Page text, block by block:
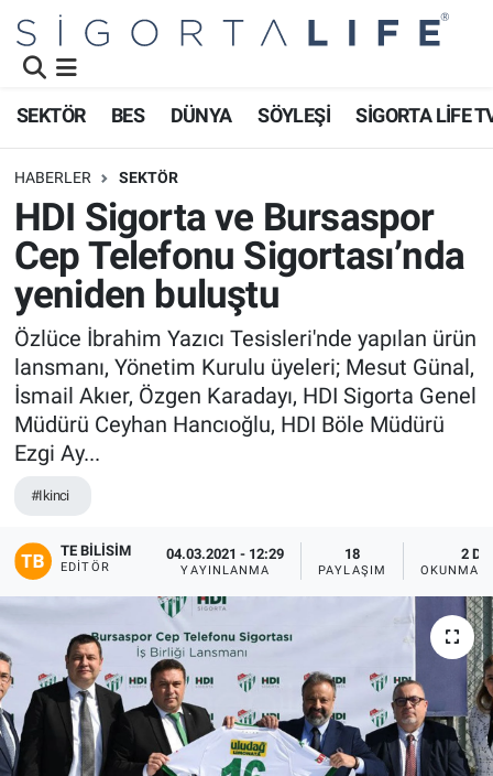
SEKTÖR BES DÜNYA SÖYLEŞİ SİGORTA LİFE
HABERLER SEKTÖR
HDI Sigorta ve Bursaspor
Cep Telefonu Sigortası’nda
yeniden buluştu
Özlüce İbrahim Yazıcı Tesisleri'nde yapılan ürün
lansmanı, Yönetim Kurulu üyeleri; Mesut Günal,
İsmail Akıer, Özgen Karadayı, HDI Sigorta Genel
Müdürü Ceyhan Hancıoğlu, HDI Böle Müdürü
Ezgi Ay...
#Ikinci
TE BILISIM
EDITÖR
04.03.2021 - 12:29
YAYINLANMA
18
PAYLAŞIM
2 DK
OKUNMA
Namaz Vakitleri
Trafik Durumu
Süper Lig Puan Durumu ve Fikstür
Tüm Manşetler
Son Dakika Haberleri